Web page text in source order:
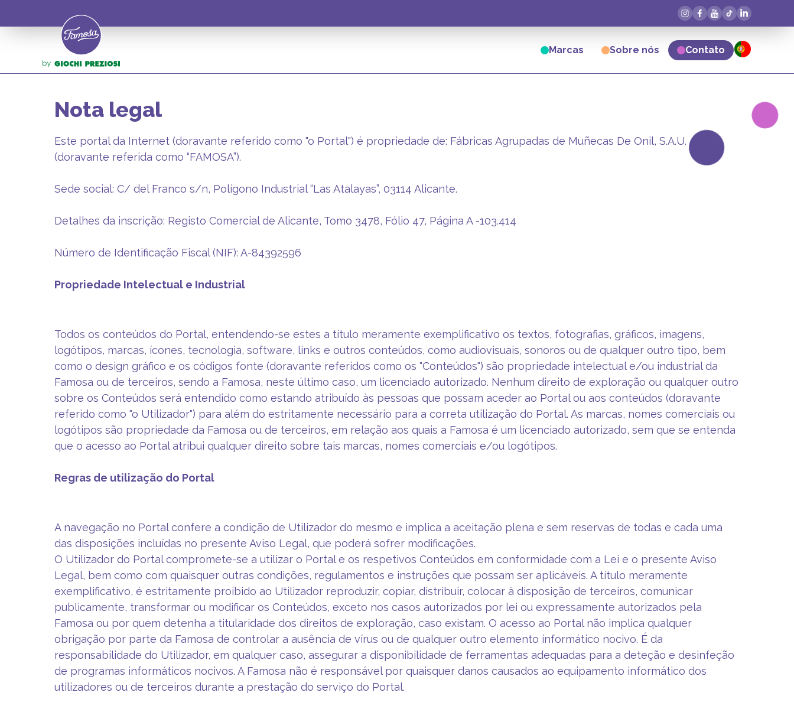
Marcas Sobre nós Contato
Nota legal
Este portal da Internet (doravante referido como "o Portal") é propriedade de: Fábricas Agrupadas de Muñecas De Onil, S.A.U.
(doravante referida como “FAMOSA”).
Sede social: C/ del Franco s/n, Polígono Industrial “Las Atalayas”, 03114 Alicante.
Detalhes da inscrição: Registo Comercial de Alicante, Tomo 3478, Fólio 47, Página A -103.414
Número de Identificação Fiscal (NIF): A-84392596
Propriedade Intelectual e Industrial
Todos os conteúdos do Portal, entendendo-se estes a título meramente exemplificativo os textos, fotografias, gráficos, imagens,
logótipos, marcas, ícones, tecnologia, software, links e outros conteúdos, como audiovisuais, sonoros ou de qualquer outro tipo, bem
como o design gráfico e os códigos fonte (doravante referidos como os "Conteúdos") são propriedade intelectual e/ou industrial da
Famosa ou de terceiros, sendo a Famosa, neste último caso, um licenciado autorizado. Nenhum direito de exploração ou qualquer outro
sobre os Conteúdos será entendido como estando atribuído às pessoas que possam aceder ao Portal ou aos conteúdos (doravante
referido como "o Utilizador") para além do estritamente necessário para a correta utilização do Portal. As marcas, nomes comerciais ou
logótipos são propriedade da Famosa ou de terceiros, em relação aos quais a Famosa é um licenciado autorizado, sem que se entenda
que o acesso ao Portal atribui qualquer direito sobre tais marcas, nomes comerciais e/ou logótipos.
Regras de utilização do Portal
A navegação no Portal confere a condição de Utilizador do mesmo e implica a aceitação plena e sem reservas de todas e cada uma
das disposições incluídas no presente Aviso Legal, que poderá sofrer modificações.
O Utilizador do Portal compromete-se a utilizar o Portal e os respetivos Conteúdos em conformidade com a Lei e o presente Aviso
Legal, bem como com quaisquer outras condições, regulamentos e instruções que possam ser aplicáveis. A título meramente
exemplificativo, é estritamente proibido ao Utilizador reproduzir, copiar, distribuir, colocar à disposição de terceiros, comunicar
publicamente, transformar ou modificar os Conteúdos, exceto nos casos autorizados por lei ou expressamente autorizados pela
Famosa ou por quem detenha a titularidade dos direitos de exploração, caso existam. O acesso ao Portal não implica qualquer
obrigação por parte da Famosa de controlar a ausência de vírus ou de qualquer outro elemento informático nocivo. É da
responsabilidade do Utilizador, em qualquer caso, assegurar a disponibilidade de ferramentas adequadas para a deteção e desinfeção
de programas informáticos nocivos. A Famosa não é responsável por quaisquer danos causados ao equipamento informático dos
utilizadores ou de terceiros durante a prestação do serviço do Portal.